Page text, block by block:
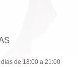
de 18:00 a 21:00